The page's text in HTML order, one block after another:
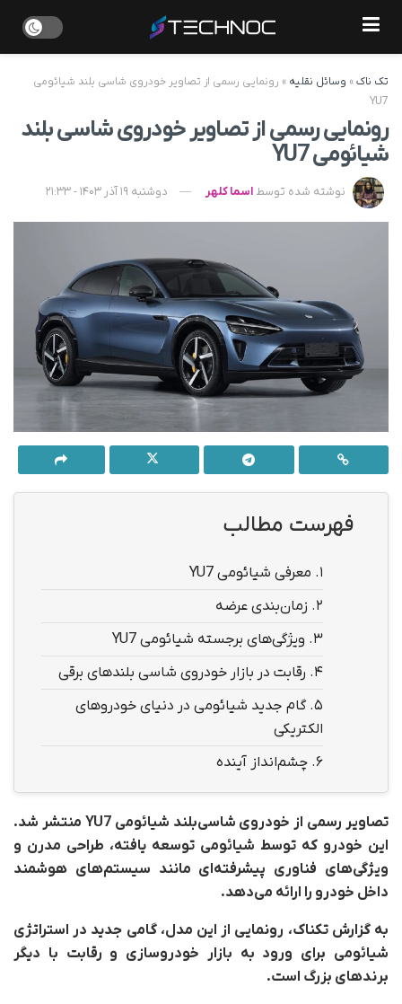
تک ناک» وسائل نقلیه » رونمایی رسمی از تصاویر خودروی شاسی بلند شیائومی
YU7
رونمایی رسمی از تصاویر خودروی شاسی بلند
شیائومی YU7
نوشته شده توسط اسما کلهر دوشنبه 19 آذر 1403 - 21:33
فهرست مطالب
1. معرفی شیائومی YU7
2. زمان‌بندی عرضه
3. ویژگی‌های برجسته شیائومی YU7
4. رقابت در بازار خودروی شاسی بلندهای برقی
5. گام جدید شیائومی در دنیای خودروهای
الکتریکی
6. چشم‌انداز آینده
تصاویر رسمی از خودروی شاسی‌بلند شیائومی YU7 منتشر شد.
این خودرو که توسط شیائومی توسعه یافته، طراحی مدرن و
ویژگی‌های فناوری پیشرفته‌ای مانند سیستم‌های هوشمند
داخل خودرو را ارائه می‌دهد.
به گزارش تکناک، رونمایی از این مدل، گامی جدید در استراتژی
شیائومی برای ورود به بازار خودروسازی و رقابت با دیگر
برندهای بزرگ است.